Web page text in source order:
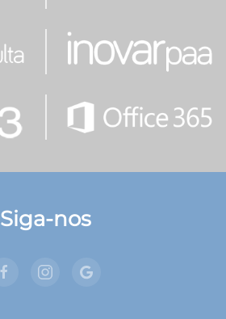
Siga-nos